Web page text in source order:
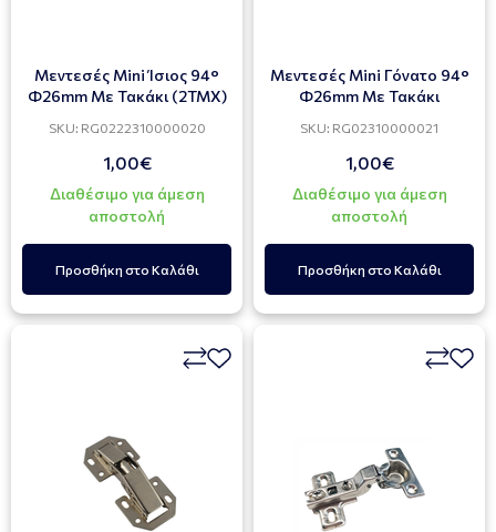
Μεντεσές Mini Ίσιος 94°
Φ26mm Με Τακάκι (2TMX)
SKU: RG0222310000020
1,00€
Διαθέσιμο για άμεση
αποστολή
Προσθήκη στο Καλάθι
Μεντεσές Mini Γόνατο 94°
Φ26mm Με Τακάκι
SKU: RG02310000021
1,00€
Διαθέσιμο για άμεση
αποστολή
Προσθήκη στο Καλάθι